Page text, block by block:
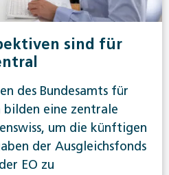
sind für
des Bundesamts für
bilden eine zentrale
um die künftigen
der Ausgleichsfonds
EO zu